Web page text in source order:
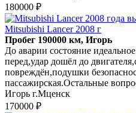
180000 ₽
Mitsubishi Lancer 2008 г
Пробег 190000 км, Игорь
До аварии состояние
перед,удар дошёл до
повреждён,подушки
пассажирская.Остальные
Игорь г.Мценск
170000 ₽